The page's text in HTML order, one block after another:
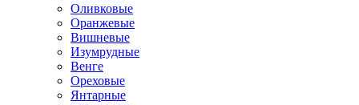
Оливковые
Оранжевые
Вишневые
Изумрудные
Венге
Ореховые
Янтарные